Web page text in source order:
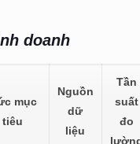
doanh
mục
tiêu
Nguồn
dữ
liệu
Tần
suất
đo